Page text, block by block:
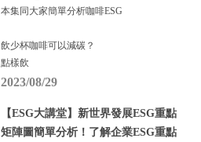
本集同大家簡單分析咖啡ESG
飲少杯咖啡可以減碳？
點樣飲
2023/08/29
【ESG大講堂】新世界發展ESG重點
矩陣圖簡單分析！了解企業ESG重點